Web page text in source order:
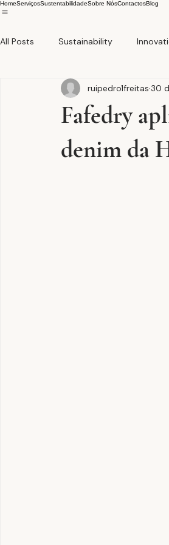
HomeServiçosSustentabilidadeSobre NósContactosBlog
All Posts Sustainability
Fafedry
denim da
ruipedro1freitas 30